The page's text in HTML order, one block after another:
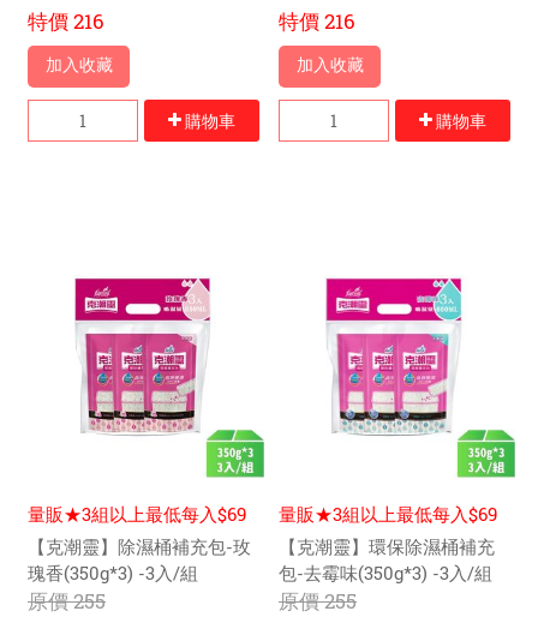
特價216
加入收藏
購物車
特價216
加入收藏
購物車
量販★3組以上最低每入$69
元【克潮靈】除濕桶補充包-玫
瑰香(350g*3) -3入/組
原價255
量販★3組以上最低每入$69
元【克潮靈】環保除濕桶補充
包-去霉味(350g*3) -3入/組
原價255